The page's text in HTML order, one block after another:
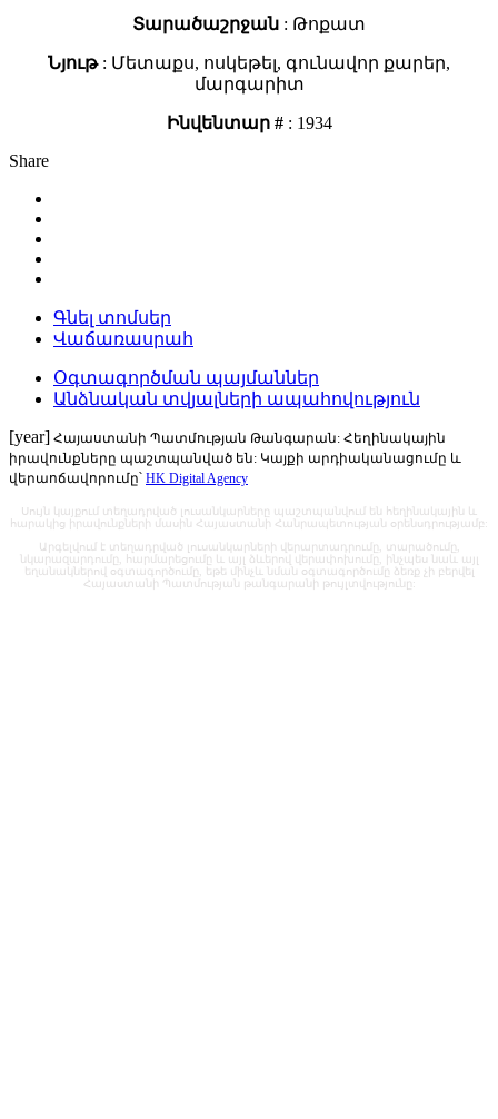
Տարածաշրջան : Թոքատ
Նյութ: Մետաքս, ոսկեթել, գունավոր քարեր,
մարգարիտ
Ինվենտար #: 1934
Share
Գնել տոմսեր
Վաճառասրահ
Օգտագործման պայմաններ
Անձնական տվյալների ապահովություն
[year] Հայաստանի Պատմության Թանգարան: Հեղինակային
իրավունքները պաշտպանված են: Կայքի արդիականացումը և
վերաոճավորումը՝ HK Digital Agency
Սույն կայքում տեղադրված լուսանկարները պաշտպանվում են հեղինակային և
հարակից իրավունքների մասին Հայաստանի Հանրապետության օրենսդրությամբ:
Արգելվում է տեղադրված լուսանկարների վերարտադրումը, տարածումը,
նկարազարդումը, հարմարեցումը և այլ ձևերով վերափոխումը, ինչպես նաև այլ
եղանակներով օգտագործումը, եթե մինչև նման օգտագործումը ձեռք չի բերվել
Հայաստանի Պատմության թանգարանի թույլտվությունը: